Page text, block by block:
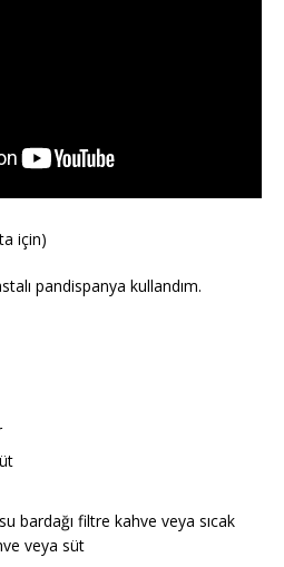
için)
pandispanya kullandım.
bardağı filtre kahve veya sıcak
veya süt